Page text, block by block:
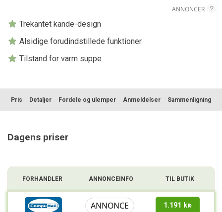
ANNONCER
Trekantet kande-design
Alsidige forudindstillede funktioner
Tilstand for varm suppe
Pris Detaljer Fordele og ulemper Anmeldelser Sammenligning
Dagens priser
FORHANDLER ANNONCEINFO TIL BUTIK
ANNONCE 1.191 kr.